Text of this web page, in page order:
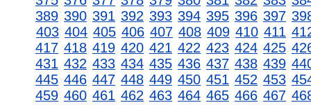
389 390 391 392 393 394 395 396 397
403 404 405 406 407 408 409 410 411
417 418 419 420 421 422 423 424 425
431 432 433 434 435 436 437 438 439
445 446 447 448 449 450 451 452 453
459 460 461 462 463 464 465 466 467